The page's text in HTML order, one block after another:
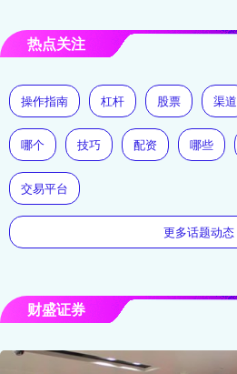
热点关注
操作指南 杠杆 股票 渠道
哪个 技巧 配资 哪些
交易平台
更多话题动态
财盛证券